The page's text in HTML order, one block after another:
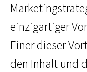
einzigartiger
Einer dieser
den Inhalt und